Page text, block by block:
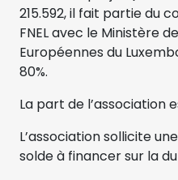
215.592, il fait partie du
FNEL avec le Ministère
Européennes du
80%.
La part de l’association
L’association sollicite
solde à financer sur la